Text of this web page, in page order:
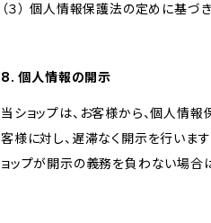
（３） 個人情報保護法の定めに基づ
8. 個人情報の開示
当ショップは、お客様から、個人情
客様に対し、遅滞なく開示を行いま
ョップが開示の義務を負わない場合